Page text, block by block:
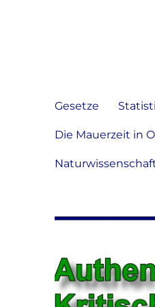
Gesetze
Die Mauerzeit in